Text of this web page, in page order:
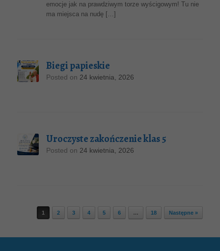
emocje jak na prawdziwym torze wyścigowym! Tu nie
ma miejsca na nudę […]
Biegi papieskie
Posted on 24 kwietnia, 2026
Uroczyste zakończenie klas 5
Posted on 24 kwietnia, 2026
Post navigation
1 2 3 4 5 6 … 18 Następne »